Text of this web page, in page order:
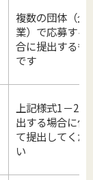
複数の団体（企
業）で応募する
合に提出するも
です
上記様式1－2を
出する場合に併
て提出してくだ
い